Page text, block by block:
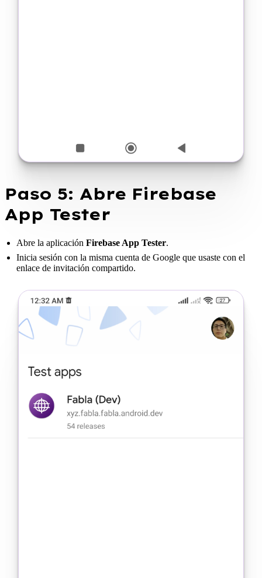
Paso 5: Abre Firebase
App Tester
Abre la aplicación Firebase App Tester.
Inicia sesión con la misma cuenta de Google que usaste con el
enlace de invitación compartido.